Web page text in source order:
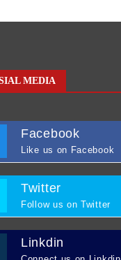
MEDIA
Facebook
Like us on Facebook
Twitter
Follow us on Twitter
Linkdin